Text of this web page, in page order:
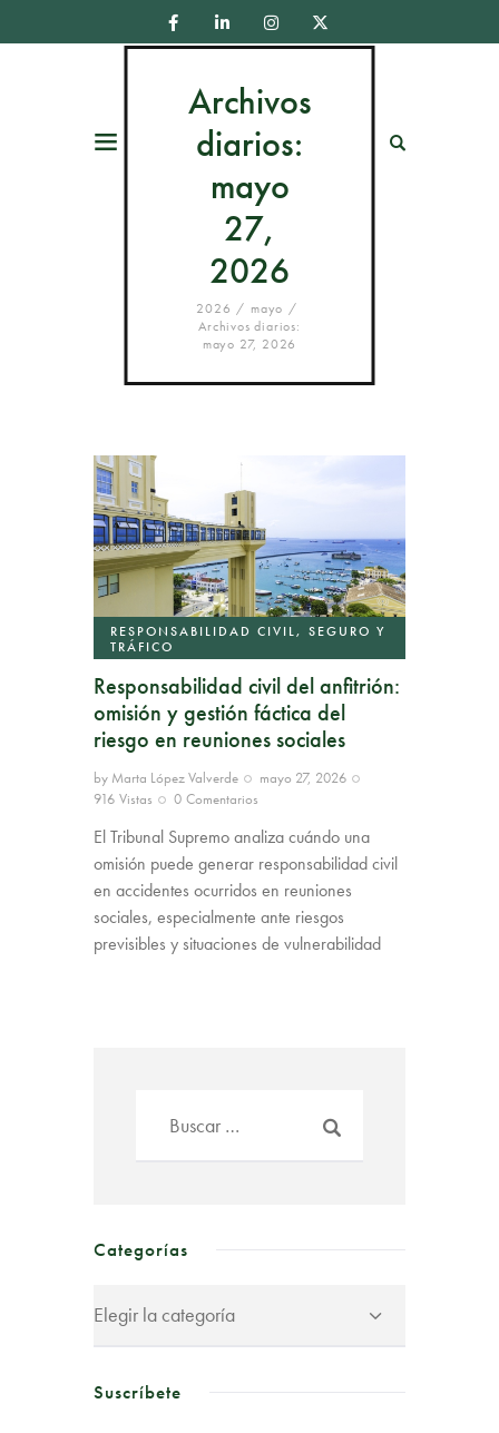
Archivos
diarios:
mayo
27,
2026
2026
mayo
Archivos diarios:
mayo 27, 2026
RESPONSABILIDAD CIVIL, SEGURO Y
TRÁFICO
Responsabilidad civil del anfitrión:
omisión y gestión fáctica del
riesgo en reuniones sociales
by Marta López Valverde
mayo 27, 2026
916 Vistas 0 Comentarios
El Tribunal Supremo analiza cuándo una
omisión puede generar responsabilidad civil
en accidentes ocurridos en reuniones
sociales, especialmente ante riesgos
previsibles y situaciones de vulnerabilidad
Categorías
Suscríbete